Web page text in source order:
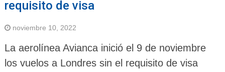
requisito de visa
noviembre 10, 2022
La aerolínea Avianca inició el 9 de noviembre
los vuelos a Londres sin el requisito de visa